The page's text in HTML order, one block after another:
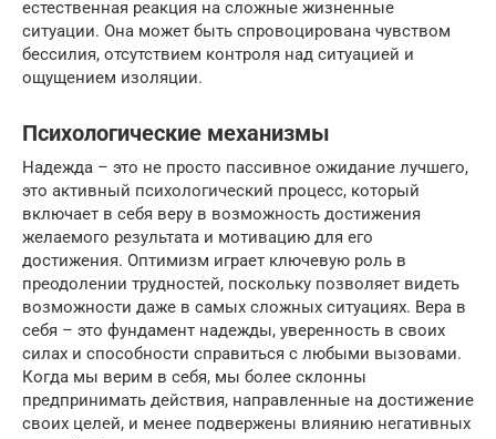
естественная реакция на сложные жизненные
ситуации. Она может быть спровоцирована чувством
бессилия, отсутствием контроля над ситуацией и
ощущением изоляции.
Психологические механизмы
Надежда – это не просто пассивное ожидание лучшего,
это активный психологический процесс, который
включает в себя веру в возможность достижения
желаемого результата и мотивацию для его
достижения. Оптимизм играет ключевую роль в
преодолении трудностей, поскольку позволяет видеть
возможности даже в самых сложных ситуациях. Вера в
себя – это фундамент надежды, уверенность в своих
силах и способности справиться с любыми вызовами.
Когда мы верим в себя, мы более склонны
предпринимать действия, направленные на достижение
своих целей, и менее подвержены влиянию негативных